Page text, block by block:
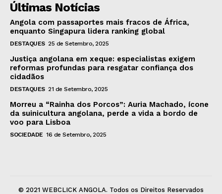
Últimas Notícias
Angola com passaportes mais fracos de África,
enquanto Singapura lidera ranking global
DESTAQUES 25 de Setembro, 2025
Justiça angolana em xeque: especialistas exigem
reformas profundas para resgatar confiança dos
cidadãos
DESTAQUES 21 de Setembro, 2025
Morreu a “Rainha dos Porcos”: Auria Machado, ícone
da suinicultura angolana, perde a vida a bordo de
voo para Lisboa
SOCIEDADE 16 de Setembro, 2025
© 2021 WEBCLICK ANGOLA. Todos os Direitos Reservados